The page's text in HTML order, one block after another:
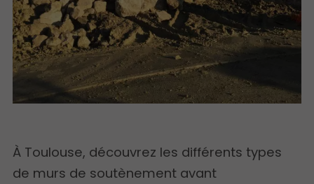
À Toulouse, découvrez les différents types
de murs de soutènement avant